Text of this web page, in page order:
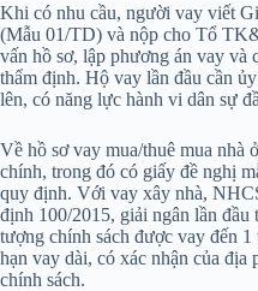
Khi có nhu cầu, người vay viết
(Mẫu 01/TD) và nộp cho Tổ
vấn hồ sơ, lập phương án vay và
thẩm định. Hộ vay lần đầu cần
lên, có năng lực hành vi dân sự
Về hồ sơ vay mua/thuê mua nhà
chính, trong đó có giấy đề nghị
quy định. Với vay xây nhà,
định 100/2015, giải ngân lần
tượng chính sách được vay đến
hạn vay dài, có xác nhận của
chính sách.